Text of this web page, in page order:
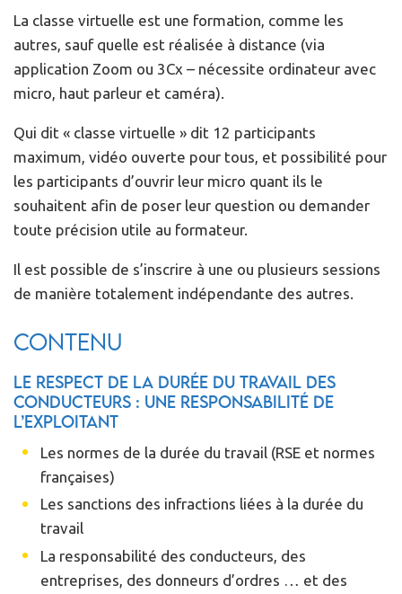
La classe virtuelle est une formation, comme les
autres, sauf quelle est réalisée à distance (via
application Zoom ou 3Cx – nécessite ordinateur avec
micro, haut parleur et caméra).
Qui dit « classe virtuelle » dit 12 participants
maximum, vidéo ouverte pour tous, et possibilité pour
les participants d’ouvrir leur micro quant ils le
souhaitent afin de poser leur question ou demander
toute précision utile au formateur.
Il est possible de s’inscrire à une ou plusieurs sessions
de manière totalement indépendante des autres.
Contenu
Le respect de la durée du travail des
conducteurs : une responsabilité de
l’exploitant
Les normes de la durée du travail (RSE et normes
françaises)
Les sanctions des infractions liées à la durée du
travail
La responsabilité des conducteurs, des
entreprises, des donneurs d’ordres … et des